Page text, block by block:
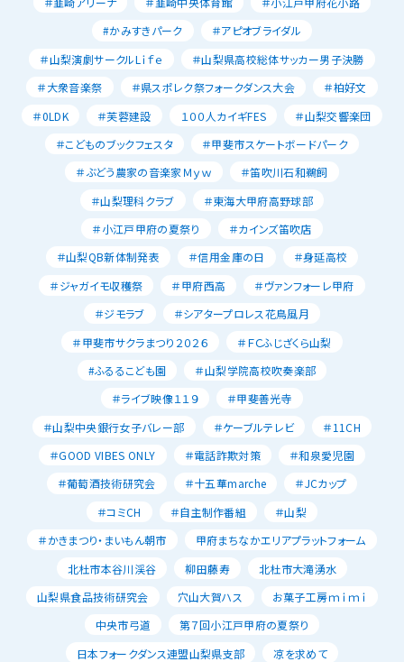
#かみすきパーク
＃アピオブライダル
＃山梨演劇サークルLｉｆｅ
＃山梨県高校総体サッカー男子決勝
＃大衆音楽祭
＃県スポレク祭フォークダンス大会
＃柏好文
＃0LDK
＃芙蓉建設 １００人カイギFES
＃山梨交響楽団
＃こどものブックフェスタ
＃甲斐市スケートボードパーク
＃ぶどう農家の音楽家Ｍｙｗ
＃笛吹川石和鵜飼
＃山梨理科クラブ
＃東海大甲府高野球部
＃小江戸甲府の夏祭り
＃カインズ笛吹店
＃山梨QB新体制発表
＃信用金庫の日
＃身延高校
＃ジャガイモ収穫祭
＃甲府西高
＃ヴァンフォーレ甲府
＃ジモラブ
＃シアタープロレス花鳥風月
＃甲斐市サクラまつり２０２６
＃ＦＣふじざくら山梨
#ふるるこども園
＃山梨学院高校吹奏楽部
＃ライブ映像１１９
＃甲斐善光寺
＃山梨中央銀行女子バレー部
＃ケーブルテレビ
＃11CH
＃GOOD VIBES ONLY
＃電話詐欺対策
＃和泉愛児園
＃葡萄酒技術研究会
＃十五華marche
＃JCカップ
＃コミCH
＃自主制作番組
＃山梨
＃かきまつり・まいもん朝市
甲府まちなかエリアプラットフォーム
北杜市本谷川渓谷
柳田藤寿
北杜市大滝湧水
山梨県食品技術研究会
穴山大賀ハス
お菓子工房ｍｉｍｉ
中央市弓道
第７回小江戸甲府の夏祭り
日本フォークダンス連盟山梨県支部
凉を求めて